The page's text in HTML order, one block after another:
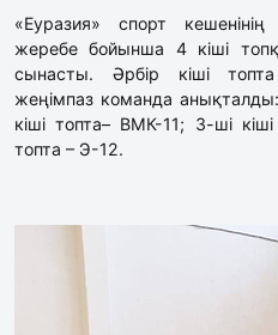
«Еуразия» спорт
жеребе бойынша 4 кіші
сынасты. Әрбір кіші
жеңімпаз команда
кіші топта– ВМК-11; 3-ші
топта – Э-12.